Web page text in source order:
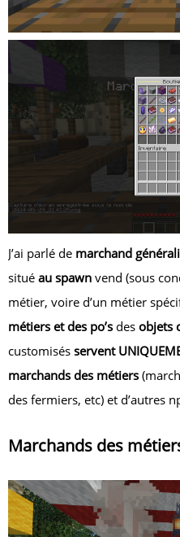
J’ai parlé de marchand
situé au spawn vend (sous
métier, voire d’un métier
métiers et des po’s des objets
customisés servent
marchands des métiers
des fermiers, etc) et d’autres
Marchands des